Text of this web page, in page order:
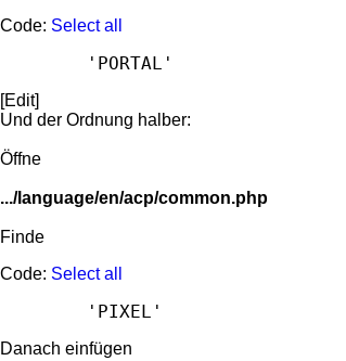
Code: Select all
[Edit]
Und der Ordnung halber:
Öffne
.../language/en/acp/common.php
Finde
Code: Select all
Danach einfügen